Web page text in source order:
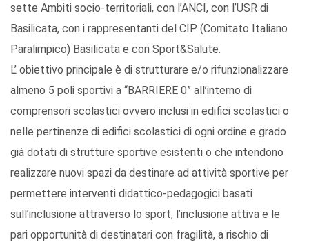
sette Ambiti socio-territoriali, con l’ANCI, con l’USR di
Basilicata, con i rappresentanti del CIP (Comitato Italiano
Paralimpico) Basilicata e con Sport&Salute.
L’ obiettivo principale è di strutturare e/o rifunzionalizzare
almeno 5 poli sportivi a “BARRIERE 0” all’interno di
comprensori scolastici ovvero inclusi in edifici scolastici o
nelle pertinenze di edifici scolastici di ogni ordine e grado
già dotati di strutture sportive esistenti o che intendono
realizzare nuovi spazi da destinare ad attività sportive per
permettere interventi didattico-pedagogici basati
sull’inclusione attraverso lo sport, l’inclusione attiva e le
pari opportunità di destinatari con fragilità, a rischio di